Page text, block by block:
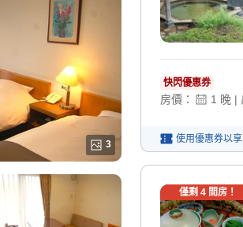
3
快閃優惠券
房價： 1 晚 |
使用優惠券以享
僅剩 4間房！